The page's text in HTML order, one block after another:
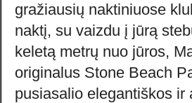
gražiausių naktiniuose
naktį, su vaizdu į jūrą
keletą metrų nuo jūros,
originalus Stone Beach
pusiasalio elegantiškos